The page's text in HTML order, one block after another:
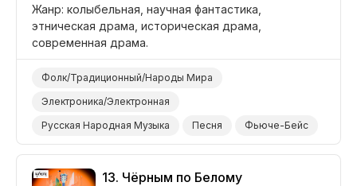
Жанр: колыбельная, научная фантастика,
этническая драма, историческая драма,
современная драма.
Фолк/Традиционный/Народы Мира
Электроника/Электронная
Русская Народная Музыка
Песня
Фьюче-Бейс
Голосовой/Вокальный Эффект
Синтезатор
Синтезатор Бас
Электронные Барабаны
13. Чёрным по Белому